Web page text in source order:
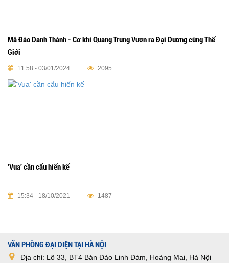
Mã Đáo Danh Thành - Cơ khí Quang Trung Vươn ra Đại Dương cùng Thế
Giới
11:58 - 03/01/2024 2095
'Vua' cần cẩu hiến kế
15:34 - 18/10/2021 1487
VĂN PHÒNG ĐẠI DIỆN TẠI HÀ NỘI
Địa chỉ: Lô 33, BT4 Bán Đảo Linh Đàm, Hoàng Mai, Hà Nội